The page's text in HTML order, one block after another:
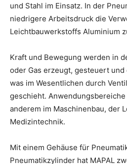
und Stahl im Einsatz. In der
niedrigere Arbeitsdruck die
Leichtbauwerkstoffs Aluminium
Kraft und Bewegung werden in
oder Gas erzeugt, gesteuert
was im Wesentlichen durch
geschieht.
anderem im Maschinenbau, der
Medizintechnik.
Mit einem Gehäuse für
Pneumatikzylinder hat MAPAL